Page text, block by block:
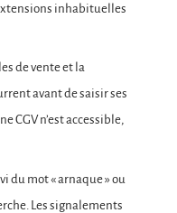
inhabituelles
de vente et la
avant de saisir ses
CGV n’est accessible,
du mot « arnaque » ou
Les signalements